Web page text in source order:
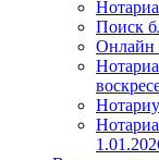
Поиск
Онлайн